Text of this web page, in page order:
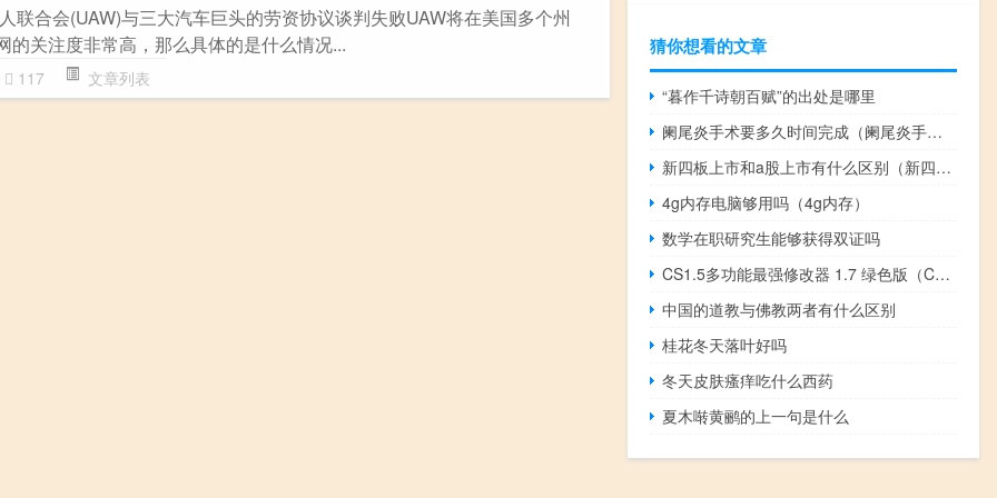
联合会(UAW)与三大汽车巨头的劳资协议谈判失败UAW将在美国多个州
的关注度非常高，那么具体的是什么情况...
117 文章列表
猜你想看的文章
“暮作千诗朝百赋”的出处是哪里
阑尾炎手术要多久时间完成（阑尾炎手术要多久时间）
新四板上市和a股上市有什么区别（新四板上市有哪些条件是什么）
4g内存电脑够用吗（4g内存）
数学在职研究生能够获得双证吗
CS1.5多功能最强修改器 1.7 绿色版（CS1.5多功能最强修改器 1.7 绿色版功能简介）
中国的道教与佛教两者有什么区别
桂花冬天落叶好吗
冬天皮肤瘙痒吃什么西药
夏木啭黄鹂的上一句是什么